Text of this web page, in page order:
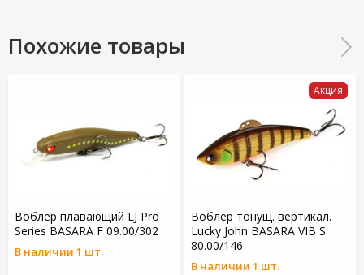
Похожие товары
Воблер плавающий LJ Pro
Series BASARA F 09.00/302
В наличии 1 шт.
Акция
Воблер тонущ. вертикал.
Lucky John BASARA VIB S
80.00/146
В наличии 1 шт.